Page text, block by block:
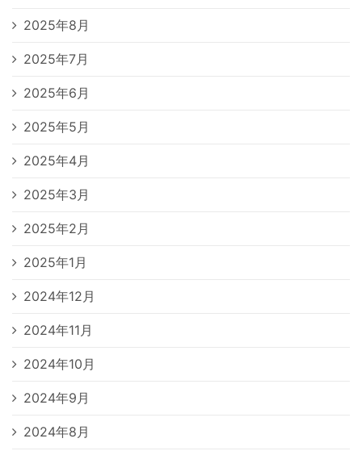
2025年8月
2025年7月
2025年6月
2025年5月
2025年4月
2025年3月
2025年2月
2025年1月
2024年12月
2024年11月
2024年10月
2024年9月
2024年8月